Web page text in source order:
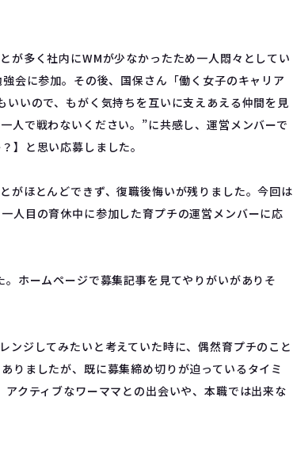
多く社内にWMが少なかったため一人悶々としてい
会に参加。その後、国保さん「働く女子のキャリア
いので、もがく気持ちを互いに支えあえる仲間を見
人で戦わないください。”に共感し、運営メンバーで
】と思い応募しました。
ほとんどできず、復職後悔いが残りました。今回は
人目の育休中に参加した育プチの運営メンバーに応
ホームページで募集記事を見てやりがいがありそ
ジしてみたいと考えていた時に、偶然育プチのこと
りましたが、既に募集締め切りが迫っているタイミ
クティブなワーママとの出会いや、本職では出来な